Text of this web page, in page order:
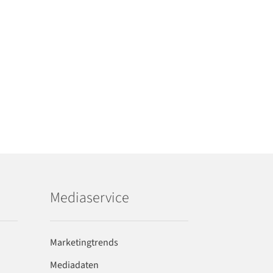
Mediaservice
Marketingtrends
Mediadaten